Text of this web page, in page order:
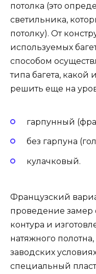
потолка (это
светильника,
потолку). От
используемых
способом
типа багета, какой
решить еще на
гарпунный
без гарпуна
кулачковый.
Французский
проведение замер
контура и
натяжного
заводских
специальный